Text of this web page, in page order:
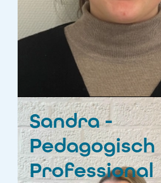
Sandra -
Pedagogisch
Professional